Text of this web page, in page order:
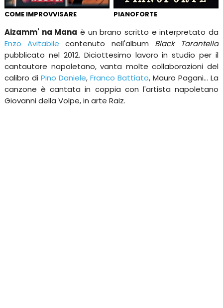
COME IMPROVVISARE PIANOFORTE
Aizamm' na Mana è un brano scritto e interpretato da
Enzo Avitabile contenuto nell'album Black Tarantella
pubblicato nel 2012. Diciottesimo lavoro in studio per il
cantautore napoletano, vanta molte collaborazioni del
calibro di Pino Daniele,Franco Battiato, Mauro Pagani... La
canzone è cantata in coppia con l'artista napoletano
Giovanni della Volpe, in arte Raiz.